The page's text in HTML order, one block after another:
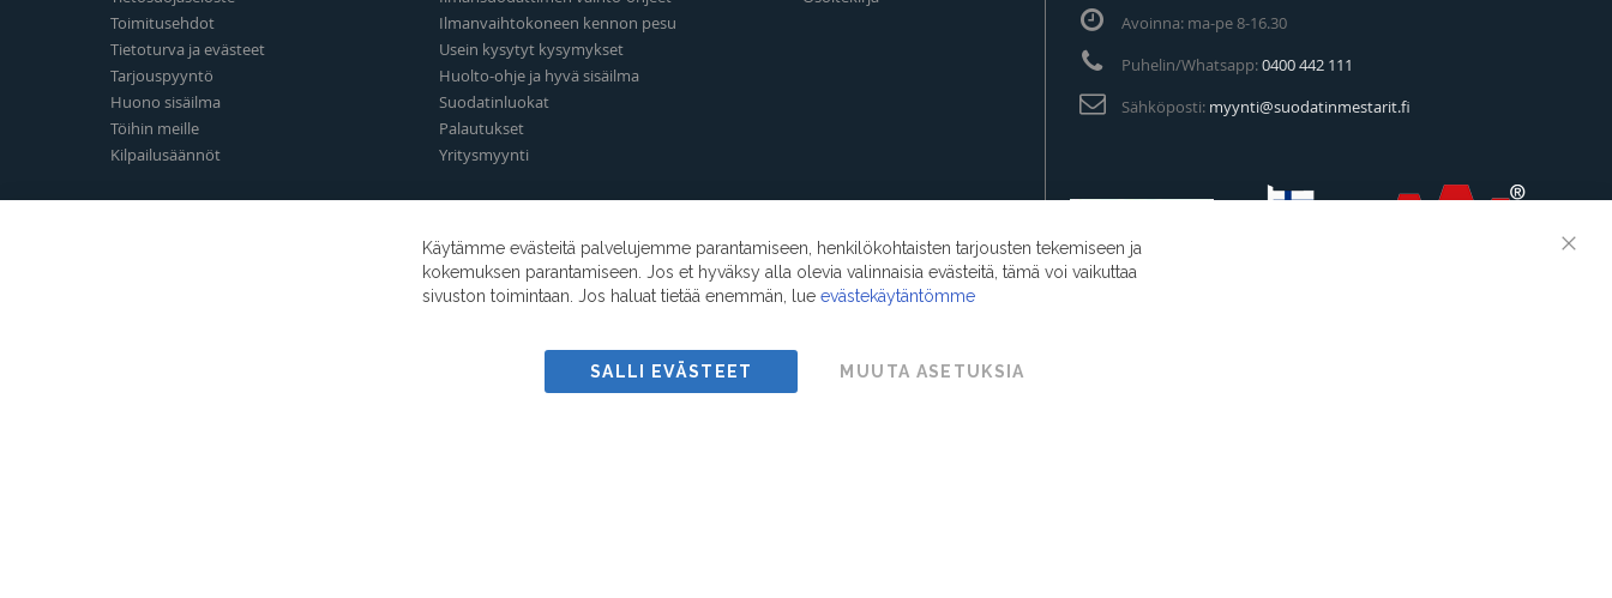
Toimitusehdot
Tietoturva ja evästeet
Tarjouspyyntö
Huono sisäilma
Töihin meille
Kilpailusäännöt
Ilmanvaihtokoneen kennon pesu
Usein kysytyt kysymykset
Huolto-ohje ja hyvä sisäilma
Suodatinluokat
Palautukset
Yritysmyynti
Avoinna: ma-pe 8-16.30
Puhelin/Whatsapp:0400 442 111
Sähköposti: myynti@suodatinmestarit.fi
Käytämme evästeitä palvelujemme parantamiseen, henkilökohtaisten tarjousten tekemiseen ja
kokemuksen parantamiseen. Jos et hyväksy alla olevia valinnaisia evästeitä, tämä voi vaikuttaa
sivuston toimintaan. Jos haluat tietää enemmän, lue evästekäytäntömme
SALLI EVÄSTEET MUUTA ASETUKSIA